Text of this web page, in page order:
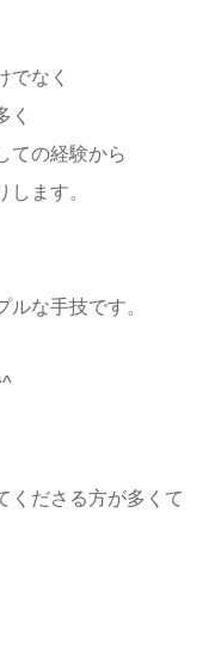
でなく
く
ての経験から
ます。
な手技です。
くださる方が多くて